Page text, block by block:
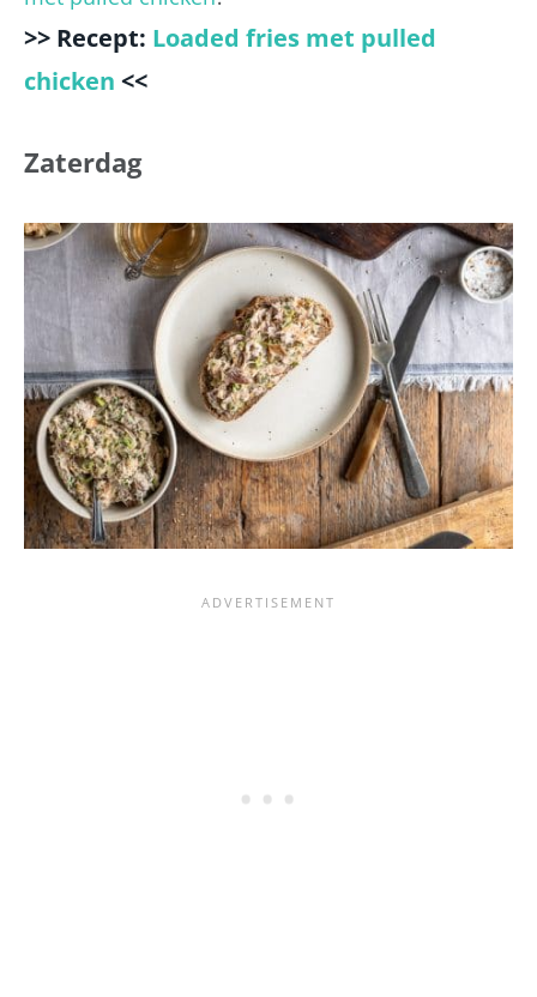
>> Recept: Loaded fries met pulled
chicken <<
Zaterdag